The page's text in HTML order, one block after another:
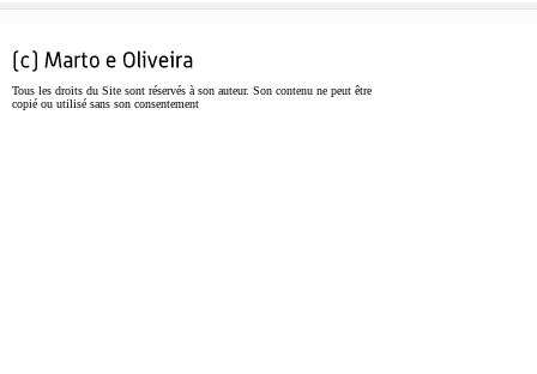
Tous les droits du Site sont réservés à son auteur. Son contenu ne peut être
copié ou utilisé sans son consentement